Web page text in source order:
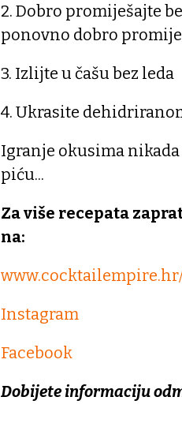
2. Dobro promiješajte
ponovno dobro
3. Izlijte u čašu bez leda
4. Ukrasite
Igranje okusima
piću...
Za više recepata
na:
Instagram
Facebook
Dobijete informaciju